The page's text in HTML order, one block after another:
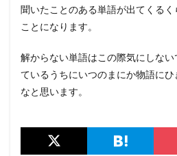
聞いたことのある単語が出てくる
ことになります。
解からない単語はこの際気にしな
ているうちにいつのまにか物語に
なと思います。